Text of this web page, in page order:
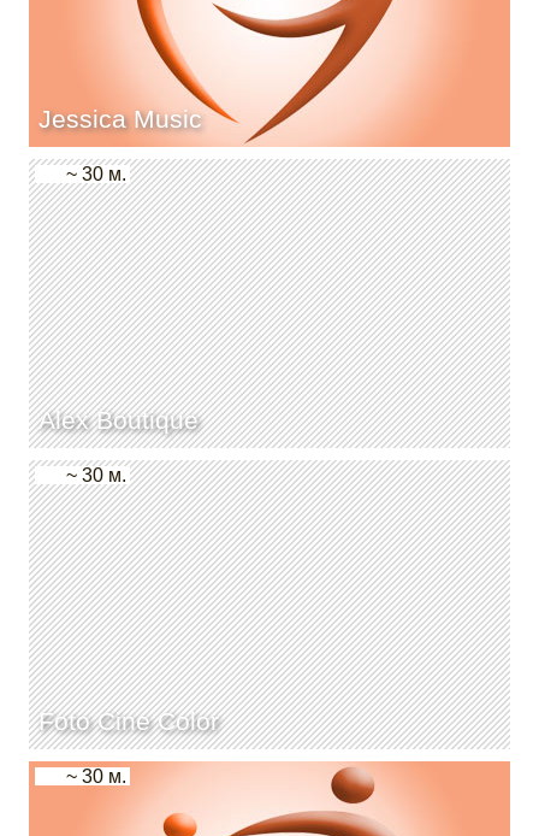
Jessica Music
Alex Boutique
~ 30 м.
Foto Cine Color
~ 30 м.
~ 30 м.